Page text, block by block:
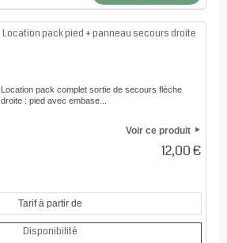
Location pack pied + panneau secours droite
Location pack complet sortie de secours flèche
droite : pied avec embase...
Voir ce produit
12,00 €
Tarif à partir de
Disponibilité